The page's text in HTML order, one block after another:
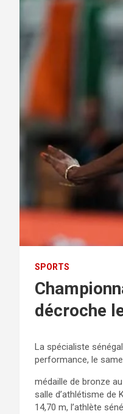
SPORTS
décroche
La spécialiste
performance, le
médaille de bronze
salle d’athlétisme de
14,70 m, l’athlète